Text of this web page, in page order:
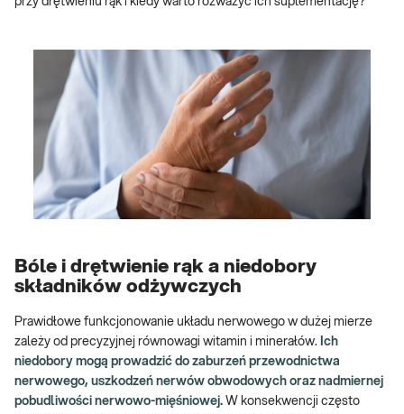
Bóle i drętwienie rąk a niedobory
składników odżywczych
Prawidłowe funkcjonowanie układu nerwowego w dużej mierze
zależy od precyzyjnej równowagi witamin i minerałów. Ich
niedobory mogą prowadzić do zaburzeń przewodnictwa
nerwowego, uszkodzeń nerwów obwodowych oraz nadmiernej
pobudliwości nerwowo-mięśniowej. W konsekwencji często